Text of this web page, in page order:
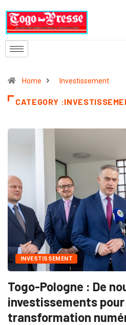
Home Investissement
CATEGORY
INVESTISSEMENT
Togo-Pologne : De
investissements
transformation